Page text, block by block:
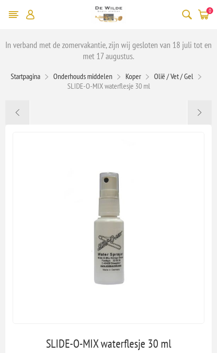
0
In verband met de zomervakantie, zijn wij gesloten van 18 juli tot en
met 17 augustus.
Startpagina Onderhouds middelen Koper
Olië / Vet / Gel
SLIDE-O-MIX waterflesje 30 ml
SLIDE-O-MIX waterflesje 30 ml